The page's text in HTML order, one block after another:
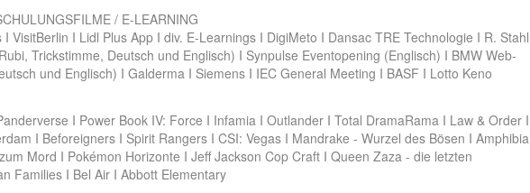
/ E-LEARNING
VisitBerlin I Lidl Plus App I div. E-Learnings I DigiMeto I Dansac TRE Technologie I R. Stahl
Trickstimme, Deutsch und Englisch) I Synpulse Eventopening (Englisch) I BMW Web-
und Englisch) I Galderma I Siemens I IEC General Meeting I BASF I Lotto Keno
I Power Book IV: Force I Infamia I Outlander I Total DramaRama I Law & Order I
I Beforeigners I Spirit Rangers I CSI: Vegas I Mandrake - Wurzel des Bösen I Amphibia
Mord I Pokémon Horizonte I Jeff Jackson Cop Craft I Queen Zaza - die letzten
Families I Bel Air I Abbott Elementary